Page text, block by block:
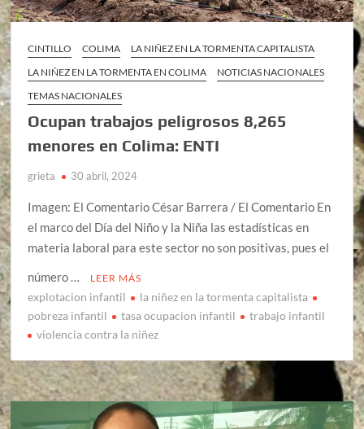
CINTILLO COLIMA
LA NIÑEZ EN LA TORMENTA CAPITALISTA
LA NIÑEZ EN LA TORMENTA EN COLIMA
NOTICIAS NACIONALES
TEMAS NACIONALES
Ocupan trabajos peligrosos 8,265
menores en Colima: ENTI
grieta 30 abril, 2024
Imagen: El Comentario César Barrera / El Comentario En
el marco del Día del Niño y la Niña las estadísticas en
materia laboral para este sector no son positivas, pues el
número …
LEER MÁS
explotacion infantil
la niñez en la tormenta capitalista
pobreza infantil
tasa ocupacion infantil
trabajo infantil
violencia contra la niñez